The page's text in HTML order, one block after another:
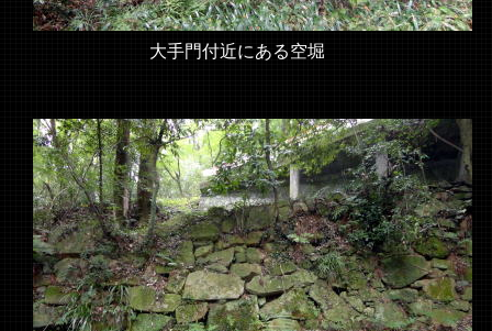
大手門付近にある空堀